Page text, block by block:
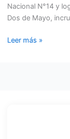
Nacional N°14 y
Dos de Mayo,
Leer más »